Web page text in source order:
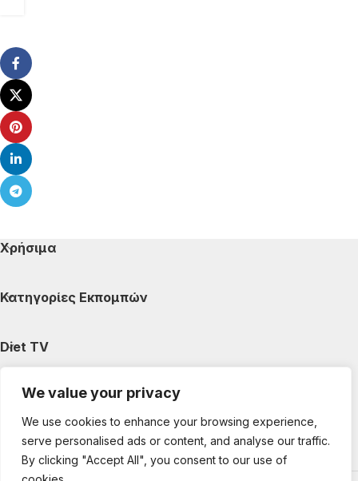
We value your privacy
We use cookies to enhance your browsing experience,
serve personalised ads or content, and analyse our traffic.
By clicking "Accept All", you consent to our use of
Χρήσιμα
Κατηγορίες Εκπομπών
Diet TV
Κατηγορίες Άρθρων
Ακολουθήστε μας